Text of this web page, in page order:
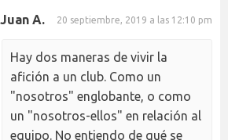
Juan A. 20 septiembre, 2019 a las 12:10 pm
Hay dos maneras de vivir la
afición a un club. Como un
"nosotros" englobante, o como
un "nosotros-ellos" en relación al
equipo. No entiendo de qué se